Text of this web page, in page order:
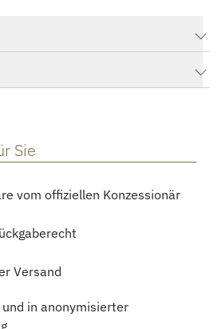
Sie
vom offiziellen Konzessionär
Versand
in anonymisierter